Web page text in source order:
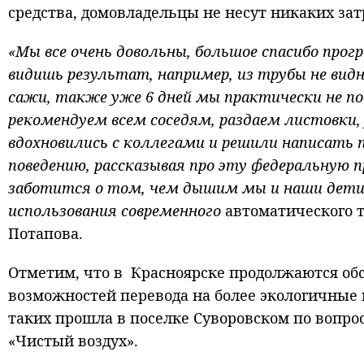
средства, домовладельцы не несут никаких
«Мы все очень довольны, большое спасибо
видишь результат, например, из трубы не
сажи, также уже 6 дней мы практически не
рекомендуем всем соседям, раздаем
вдохновились с коллегами и решили
поведению, рассказывая про эту
заботится о том, чем дышим мы и наши
использования современного автоматического
Потапова.
Отметим, что в Красноярске продолжаются
возможностей перевода на более
таких прошла в поселке Суворовском по
«Чистый воздух».